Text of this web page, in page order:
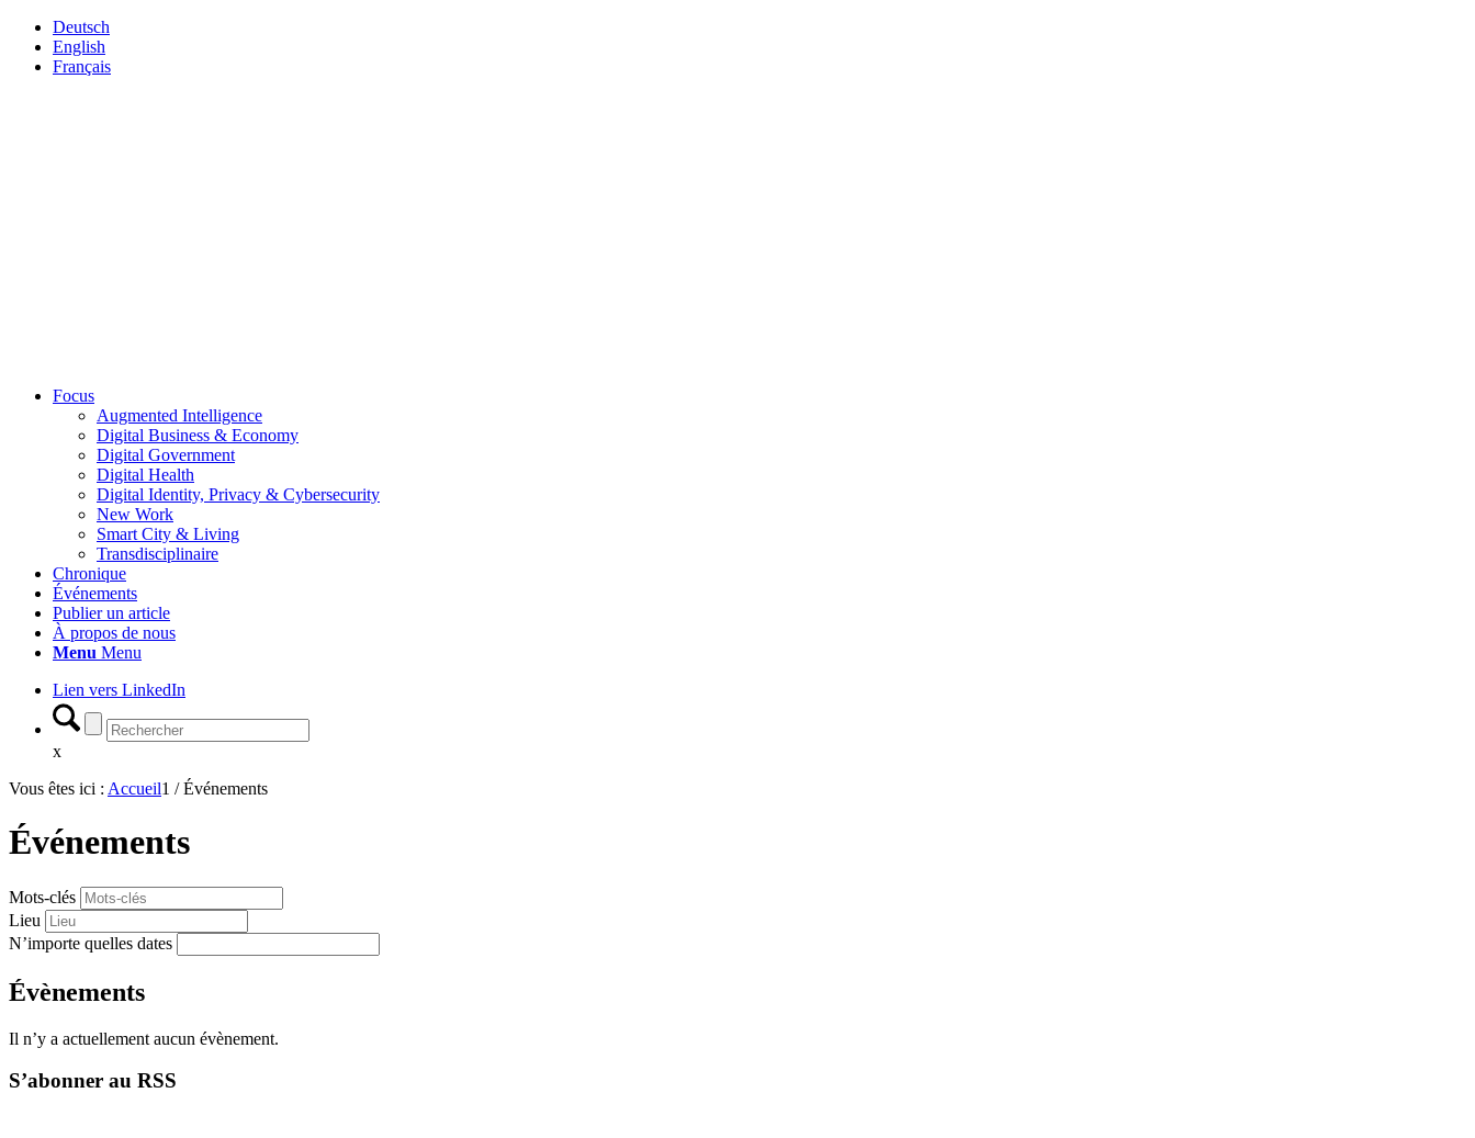
Deutsch
English
Français
Focus
Augmented Intelligence
Digital Business & Economy
Digital Government
Digital Health
Digital Identity, Privacy & Cybersecurity
New Work
Smart City & Living
Transdisciplinaire
Chronique
Événements
Publier un article
À propos de nous
Menu Menu
Lien vers LinkedIn
x
Vous êtes ici : Accueil1 / Événements
Événements
Mots-clés
Lieu
N’importe quelles dates
Évènements
Il n’y a actuellement aucun évènement.
S’abonner au RSS